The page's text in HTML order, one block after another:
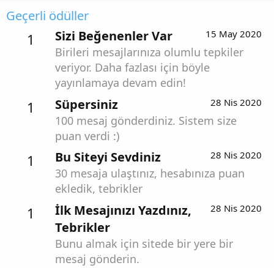
Geçerli ödüller
1 15 May 2020
Sizi Beğenenler Var
Birileri mesajlarınıza olumlu tepkiler
veriyor. Daha fazlası için böyle
yayınlamaya devam edin!
1 28 Nis 2020
Süpersiniz
100 mesaj gönderdiniz. Sistem size
puan verdi :)
1 28 Nis 2020
Bu Siteyi Sevdiniz
30 mesaja ulaştınız, hesabınıza puan
ekledik, tebrikler
1 28 Nis 2020
İlk Mesajınızı Yazdınız,
Tebrikler
Bunu almak için sitede bir yere bir
mesaj gönderin.